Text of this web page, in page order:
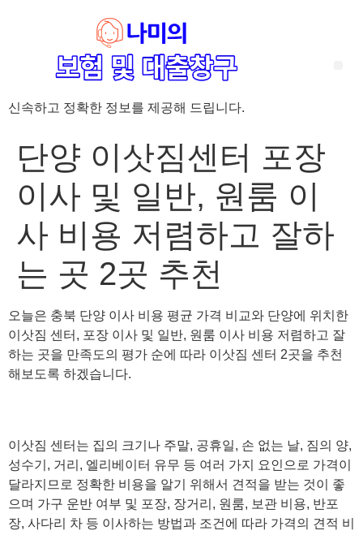
신속하고 정확한 정보를 제공해 드립니다.
단양 이삿짐센터 포장
이사 및 일반, 원룸 이
사 비용 저렴하고 잘하
는 곳 2곳 추천
오늘은 충북 단양 이사 비용 평균 가격 비교와 단양에 위치한
이삿짐 센터, 포장 이사 및 일반, 원룸 이사 비용 저렴하고 잘
하는 곳을 만족도의 평가 순에 따라 이삿짐 센터 2곳을 추천
해보도록 하겠습니다.
이삿짐 센터는 집의 크기나 주말, 공휴일, 손 없는 날, 짐의 양,
성수기, 거리, 엘리베이터 유무 등 여러 가지 요인으로 가격이
달라지므로 정확한 비용을 알기 위해서 견적을 받는 것이 좋
으며 가구 운반 여부 및 포장, 장거리, 원룸, 보관 비용, 반포
장, 사다리 차 등 이사하는 방법과 조건에 따라 가격의 견적 비